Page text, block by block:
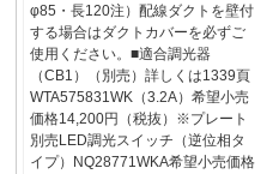
φ85・長120注）配線ダクトを壁付
する場合はダクトカバーを必ずご
使用ください。■適合調光器
（CB1）（別売）詳しくは1339頁
WTA575831WK（3.2A）希望小売
価格14,200円（税抜）※プレート
別売LED調光スイッチ（逆位相タ
イプ）NQ28771WKA希望小売価格